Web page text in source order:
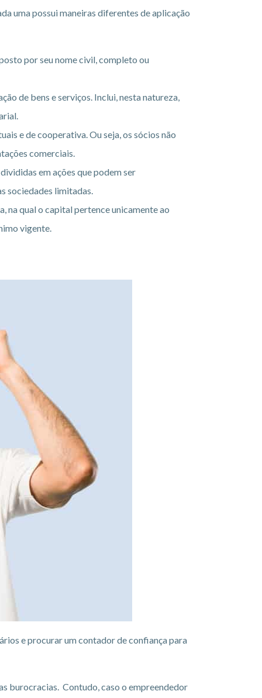
uma possui maneiras diferentes de aplicação
por seu nome civil, completo ou
de bens e serviços. Inclui, nesta natureza,
e de cooperativa. Ou seja, os sócios não
comerciais.
em ações que podem ser
sociedades limitadas.
na qual o capital pertence unicamente ao
vigente.
e procurar um contador de confiança para
burocracias. Contudo, caso o empreendedor